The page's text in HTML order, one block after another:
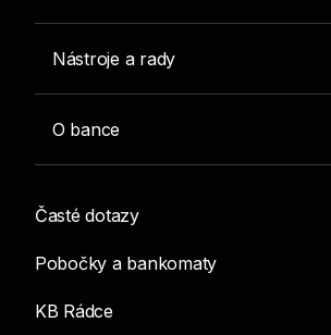
Nástroje a rady
O bance
Časté dotazy
Pobočky a bankomaty
KB Rádce